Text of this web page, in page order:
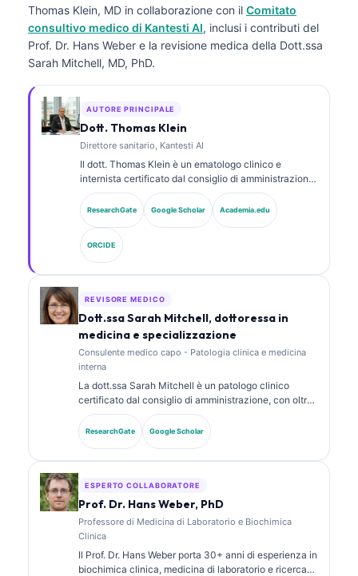
Thomas Klein, MD in collaborazione con il Comitato
consultivo medico di Kantesti AI, inclusi i contributi del
Prof. Dr. Hans Weber e la revisione medica della Dott.ssa
Sarah Mitchell, MD, PhD.
AUTORE PRINCIPALE
Dott. Thomas Klein
Direttore sanitario, Kantesti AI
Il dott. Thomas Klein è un ematologo clinico e
internista certificato dal consiglio di amministrazione,
con oltre 15 anni di esperienza in medicina di
laboratorio e analisi clinica assistita da AI. In qualità
di Chief Medical Officer presso Kantesti AI, fornisce
supervisione clinica sull’accuratezza medica della
rete neurale proprietaria. Il dott. Klein ha pubblicato
ampiamente su interpretazione dei biomarcatori e
diagnostica di laboratorio su argomenti di medicina di
ResearchGate Google Scholar Academia.edu
ORCIDE
REVISORE MEDICO
Dott.ssa Sarah Mitchell, dottoressa in
medicina e specializzazione
Consulente medico capo - Patologia clinica e medicina
interna
La dott.ssa Sarah Mitchell è un patologo clinico
certificato dal consiglio di amministrazione, con oltre
18 anni di esperienza in medicina di laboratorio e
analisi diagnostica. Possiede certificazioni di
specializzazione in chimica clinica e ha pubblicato
ResearchGate Google Scholar
ESPERTO COLLABORATORE
Prof. Dr. Hans Weber, PhD
Professore di Medicina di Laboratorio e Biochimica
Clinica
Il Prof. Dr. Hans Weber porta 30+ anni di esperienza in
biochimica clinica, medicina di laboratorio e ricerca